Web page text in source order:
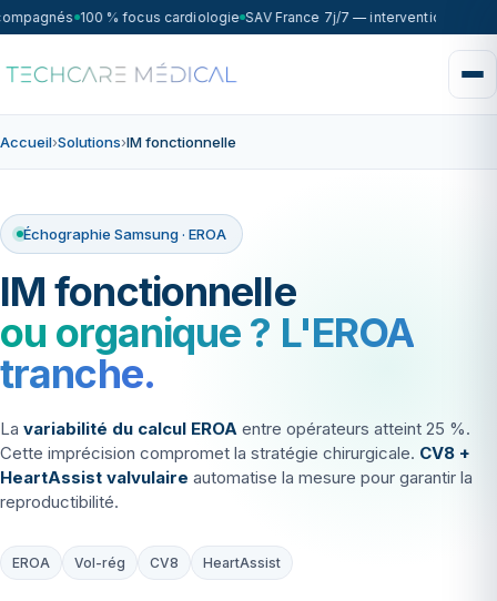
100 % focus cardiologie SAV France 7j/7 — intervention sous
Accueil›Solutions›IM fonctionnelle
Échographie Samsung · EROA
IM fonctionnelle
ou organique ? L'EROA
tranche.
La variabilité du calcul EROA entre opérateurs atteint 25 %.
Cette imprécision compromet la stratégie chirurgicale. CV8 +
HeartAssist valvulaire automatise la mesure pour garantir la
reproductibilité.
EROA Vol-rég CV8 HeartAssist